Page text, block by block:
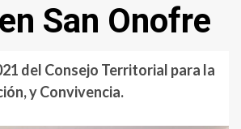
San Onofre
del Consejo Territorial para la
y Convivencia.